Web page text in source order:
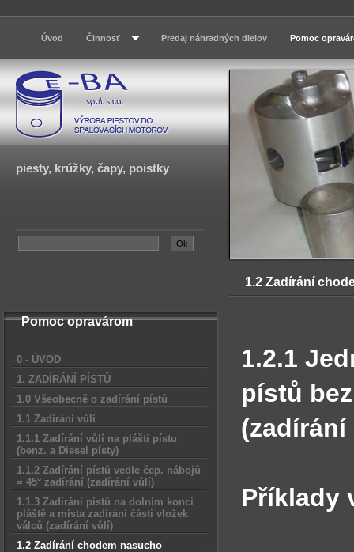
1.2 Zadírání
Úvod Činnosť Predaj náhradných dielov Pomoc
piesty, krúžky, čapy, poistky
Pomoc opravárom
0 - ÚVOD
1. ZADÍRÁNÍ PÍSTŮ
1.0 Všeobecně o zadírání pístů
1.1 Zadírání vůlí
1.1.1 Zadírání vůlí na plášti pístu
(benz. a Diesel písty)
1.1.2 Zadírání pístů vedle čep. nábojů
= 45° zadírání (zadírání vůlí)
1.1.3 Zadírání pístů na dolním konci
pláště a místa zadírání části vložek
válců (zadírání vůlí)
1.2 Zadírání chodem nasucho
1.2.1
pístů
Příklady